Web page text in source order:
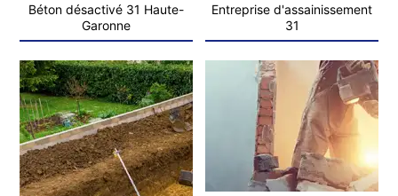
Béton désactivé 31 Haute-
Garonne
Entreprise d'assainissement
31